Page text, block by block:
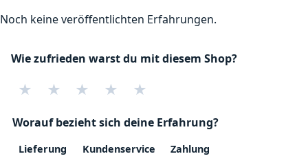
Noch keine veröffentlichten Erfahrungen.
Wie zufrieden warst du mit diesem Shop?
★ ★ ★ ★ ★
Worauf bezieht sich deine Erfahrung?
Lieferung Kundenservice
Zahlung